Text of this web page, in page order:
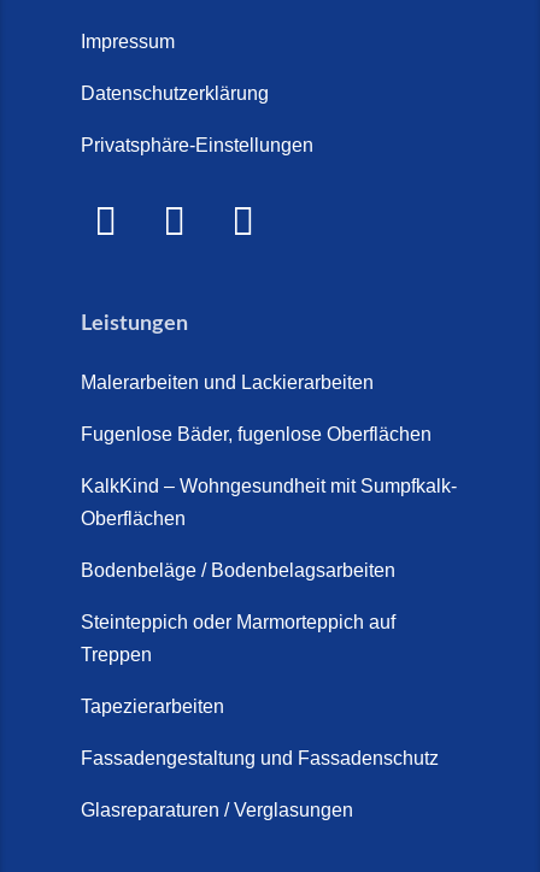
Impressum
Datenschutzerklärung
Privatsphäre-Einstellungen
Leistungen
Malerarbeiten und Lackierarbeiten
Fugenlose Bäder, fugenlose Oberflächen
KalkKind – Wohngesundheit mit Sumpfkalk-
Oberflächen
Bodenbeläge / Bodenbelagsarbeiten
Steinteppich oder Marmorteppich auf
Treppen
Tapezierarbeiten
Fassadengestaltung und Fassadenschutz
Glasreparaturen / Verglasungen